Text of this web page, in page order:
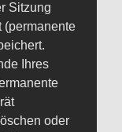
Sitzung
(permanente
Ihres
oder